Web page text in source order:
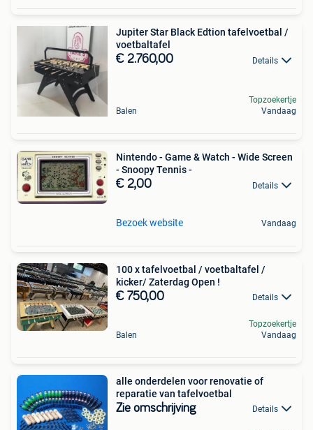
Jupiter Star Black Edtion tafelvoetbal /
voetbaltafel
€ 2.760,00 Details
Balen
Topzoekertje
Vandaag
Nintendo - Game & Watch - Wide Screen
- Snoopy Tennis -
€ 2,00 Details
Bezoek website Vandaag
100 x tafelvoetbal / voetbaltafel /
kicker/ Zaterdag Open !
€ 750,00 Details
Balen
Topzoekertje
Vandaag
alle onderdelen voor renovatie of
reparatie van tafelvoetbal
Zie omschrijving Details